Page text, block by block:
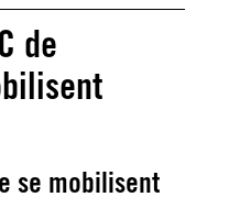
de
se mobilisent